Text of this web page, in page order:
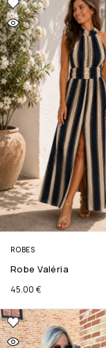
ROBES
Robe Valéria
45.00 €